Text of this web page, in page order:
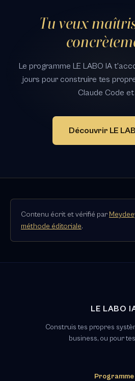
Tu veux
Le programme LE LABO IA
jours pour construire tes
Claude Code et
Découvrir LE
Contenu écrit et vérifié par
méthode éditoriale.
LE LABO
Construis tes propres
business, ou pour
Programme